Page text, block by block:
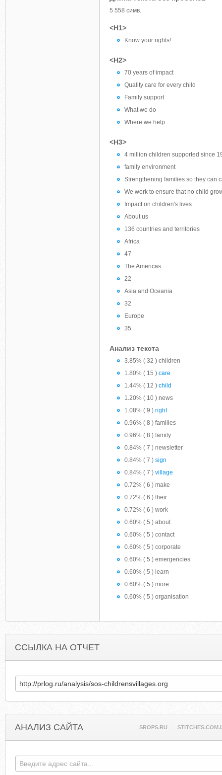
5 558 симв.
<H1>
Know your rights!
<H2>
70 years of impact
Quality care for every child
Family support
What we do
Where we help
<H3>
4 million children supported since
family environment
Strengthening families so they can
We work to ensure that no child
Impact on children's lives
About us
136 countries and territories
Africa
47
The Americas
22
Asia and Oceania
32
Europe
35
Анализ текста
3.85% ( 32 ) children
1.80% ( 15 ) care
1.44% ( 12 ) child
1.20% ( 10 ) news
1.08% ( 9 ) right
0.96% ( 8 ) families
0.96% ( 8 ) family
0.84% ( 7 ) newsletter
0.84% ( 7 ) sign
0.84% ( 7 ) village
0.72% ( 6 ) make
0.72% ( 6 ) their
0.72% ( 6 ) work
0.60% ( 5 ) about
0.60% ( 5 ) contact
0.60% ( 5 ) corporate
0.60% ( 5 ) emergencies
0.60% ( 5 ) learn
0.60% ( 5 ) more
0.60% ( 5 ) organisation
ССЫЛКА НА ОТЧЕТ
АНАЛИЗ САЙТА SROPS.RU